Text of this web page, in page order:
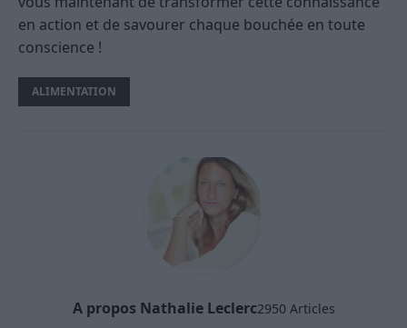
en action et de savourer chaque bouchée en toute
conscience !
ALIMENTATION
A propos Nathalie Leclerc2950 Articles